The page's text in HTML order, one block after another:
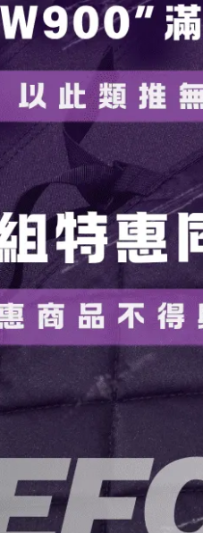
期進行維護。
來保養，根據個人喜好進行
剝落或木材乾燥，可使用油
低成本，可能會有些微的製
有小傷或微小的個體差異，
有輕微的規格變更。
的氣味，這是由於生產過程
失。
用無香型中性清潔劑進行清
品級-中國）、黃銅（銘板）